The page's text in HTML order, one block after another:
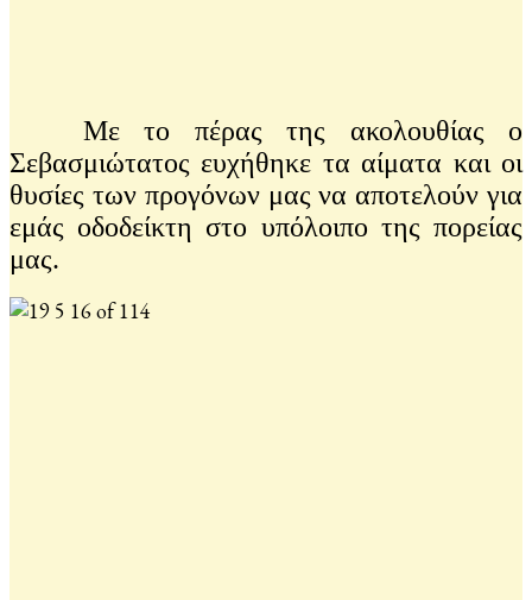
Με το πέρας της ακολουθίας ο
Σεβασμιώτατος ευχήθηκε τα αίματα και οι
θυσίες των προγόνων μας να αποτελούν για
εμάς οδοδείκτη στο υπόλοιπο της πορείας
μας.